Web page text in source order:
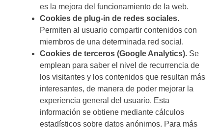
es la mejora del funcionamiento de la web.
Cookies de plug-in de redes sociales.
Permiten al usuario compartir contenidos con
miembros de una determinada red social.
Cookies de terceros (Google Analytics). Se
emplean para saber el nivel de recurrencia de
los visitantes y los contenidos que resultan más
interesantes, de manera de poder mejorar la
experiencia general del usuario. Esta
información se obtiene mediante cálculos
estadísticos sobre datos anónimos. Para más